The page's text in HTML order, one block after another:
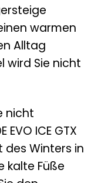
warmen
Alltag
wird Sie nicht
nicht
EVO ICE GTX
des Winters in
kalte Füße